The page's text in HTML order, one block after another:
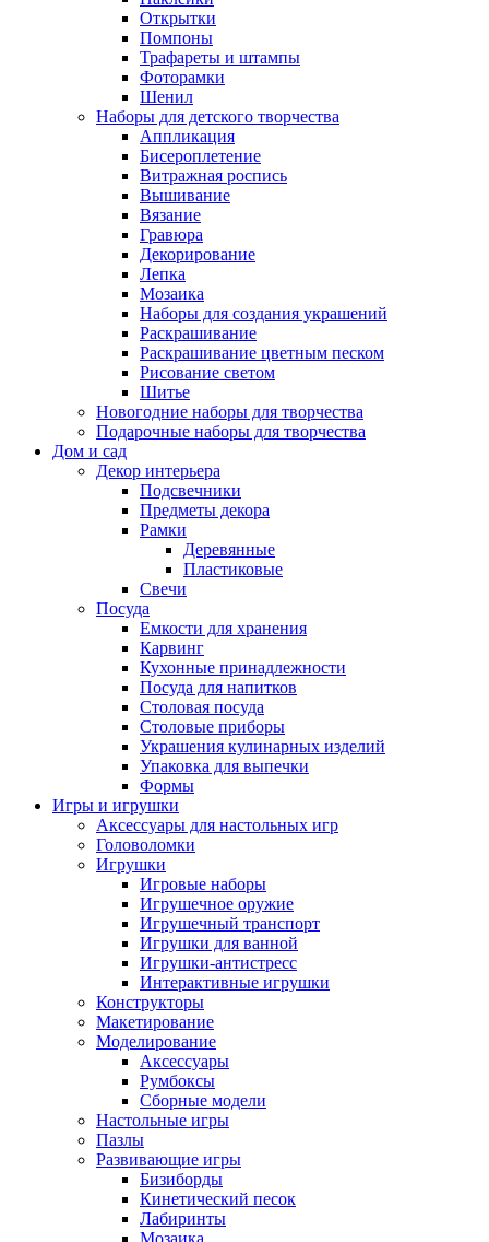
Открытки
Помпоны
Трафареты и штампы
Фоторамки
Шенил
Наборы для детского творчества
Аппликация
Бисероплетение
Витражная роспись
Вышивание
Вязание
Гравюра
Декорирование
Лепка
Мозаика
Наборы для создания украшений
Раскрашивание
Раскрашивание цветным песком
Рисование светом
Шитье
Новогодние наборы для творчества
Подарочные наборы для творчества
Дом и сад
Декор интерьера
Подсвечники
Предметы декора
Рамки
Деревянные
Пластиковые
Свечи
Посуда
Емкости для хранения
Карвинг
Кухонные принадлежности
Посуда для напитков
Столовая посуда
Столовые приборы
Украшения кулинарных изделий
Упаковка для выпечки
Формы
Игры и игрушки
Аксессуары для настольных игр
Головоломки
Игрушки
Игровые наборы
Игрушечное оружие
Игрушечный транспорт
Игрушки для ванной
Игрушки-антистресс
Интерактивные игрушки
Конструкторы
Макетирование
Моделирование
Аксессуары
Румбоксы
Сборные модели
Настольные игры
Пазлы
Развивающие игры
Бизиборды
Кинетический песок
Лабиринты
Мозаика